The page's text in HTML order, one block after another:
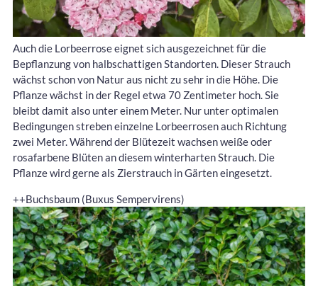
Auch die Lorbeerrose eignet sich ausgezeichnet für die
Bepflanzung von halbschattigen Standorten. Dieser Strauch
wächst schon von Natur aus nicht zu sehr in die Höhe. Die
Pflanze wächst in der Regel etwa 70 Zentimeter hoch. Sie
bleibt damit also unter einem Meter. Nur unter optimalen
Bedingungen streben einzelne Lorbeerrosen auch Richtung
zwei Meter. Während der Blütezeit wachsen weiße oder
rosafarbene Blüten an diesem winterharten Strauch. Die
Pflanze wird gerne als Zierstrauch in Gärten eingesetzt.
++Buchsbaum (Buxus Sempervirens)